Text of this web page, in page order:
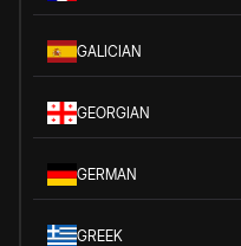
GALICIAN
GEORGIAN
GERMAN
GREEK